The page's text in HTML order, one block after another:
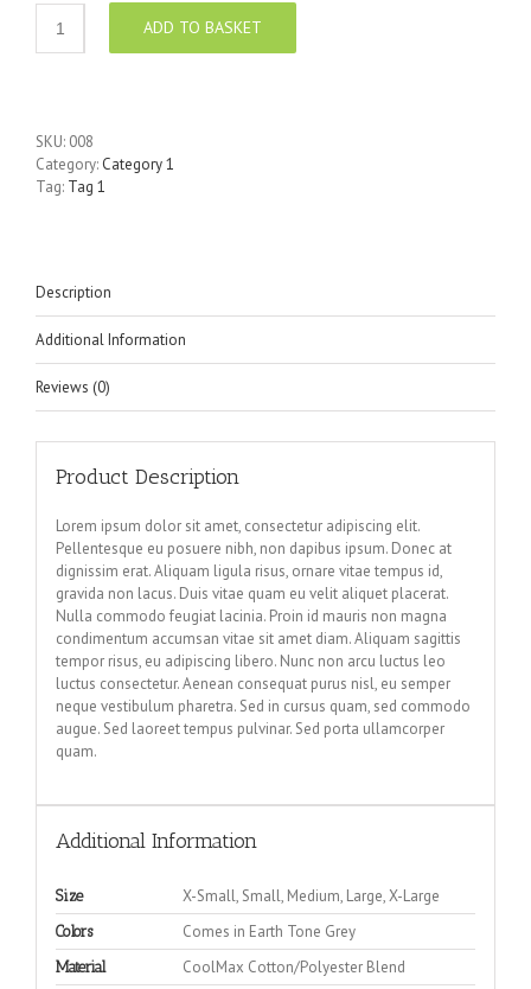
ADD TO BASKET
SKU: 008
Category: Category 1
Tag: Tag 1
Description
Additional Information
Reviews (0)
Product Description
Lorem ipsum dolor sit amet, consectetur adipiscing elit.
Pellentesque eu posuere nibh, non dapibus ipsum. Donec at
dignissim erat. Aliquam ligula risus, ornare vitae tempus id,
gravida non lacus. Duis vitae quam eu velit aliquet placerat.
Nulla commodo feugiat lacinia. Proin id mauris non magna
condimentum accumsan vitae sit amet diam. Aliquam sagittis
tempor risus, eu adipiscing libero. Nunc non arcu luctus leo
luctus consectetur. Aenean consequat purus nisl, eu semper
neque vestibulum pharetra. Sed in cursus quam, sed commodo
augue. Sed laoreet tempus pulvinar. Sed porta ullamcorper
quam.
Additional Information
Size X-Small, Small, Medium, Large, X-Large
Colors Comes in Earth Tone Grey
Material CoolMax Cotton/Polyester Blend